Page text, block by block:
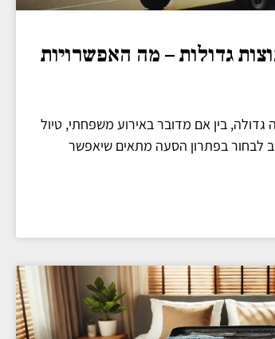
גדולות – מה האפשרויות
בין אם מדובר באירוע משפחתי, טיול
לבחור בפתרון הסעה מתאים שיאפשר